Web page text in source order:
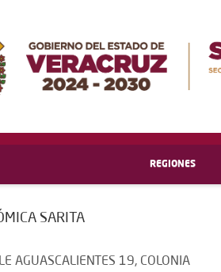
REGIONES
SARITA
AGUASCALIENTES 19, COLONIA